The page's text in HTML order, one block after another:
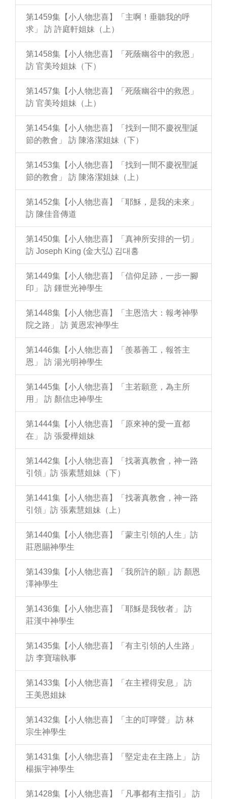
第1459集【小人物悲喜】「主啊！垂聽我的呼
求」 訪 許庭軒姐妹（上）
第1458集【小人物悲喜】「死蔭幽谷中的救恩」
訪 官美玲姐妹（下）
第1457集【小人物悲喜】「死蔭幽谷中的救恩」
訪 官美玲姐妹（上）
第1454集【小人物悲喜】「找到一間不慶祝聖誕
節的教會」 訪 陳洛潔姐妹（下）
第1453集【小人物悲喜】「找到一間不慶祝聖誕
節的教會」 訪 陳洛潔姐妹（上）
第1452集【小人物悲喜】「耶穌，是我的未來」
訪 陳佳音傳道
第1450集【小人物悲喜】「真神所安排的一切」
訪 Joseph King (金大弘) 김대홍
第1449集【小人物悲喜】「信仰足跡，一步一腳
印」 訪 鍾世光神學生
第1448集【小人物悲喜】「主恩浩大：報考神學
院之路」 訪 黃恩宏神學生
第1446集【小人物悲喜】「羨慕善工，報答主
恩」 訪 湯光明神學生
第1445集【小人物悲喜】「主若願意，為主所
用」 訪 顏信忠神學生
第1444集【小人物悲喜】「原來神的愛一直都
在」 訪 張愛樺姐妹
第1442集【小人物悲喜】「找著真教會，神一路
引領」訪 張素慧姐妹（下）
第1441集【小人物悲喜】「找著真教會，神一路
引領」訪 張素慧姐妹（上）
第1440集【小人物悲喜】「蒙主引領的人生」訪
莊恩賜神學生
第1439集【小人物悲喜】「我所許的願」訪 顏恩
澤神學生
第1436集【小人物悲喜】「耶穌是我牧者」 訪
莊漢中神學生
第1435集【小人物悲喜】「有主引領的人生路」
訪 李寶瑞執事
第1433集【小人物悲喜】「在主裡得安息」 訪
王美恩姐妹
第1432集【小人物悲喜】「主的叮嚀聲」 訪 林
宗生神學生
第1431集【小人物悲喜】「堅定走在主路上」 訪
楊振宇神學生
第1428集【小人物悲喜】「凡事都有主指引」 訪